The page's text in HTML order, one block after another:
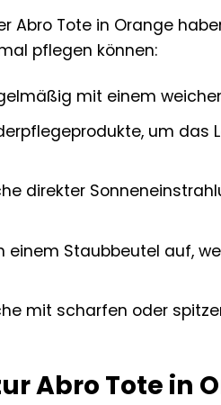
Abro Tote in Orange
pflegen können:
mit einem
um
direkter
einem Staubbeutel auf,
mit scharfen oder
Abro Tote in